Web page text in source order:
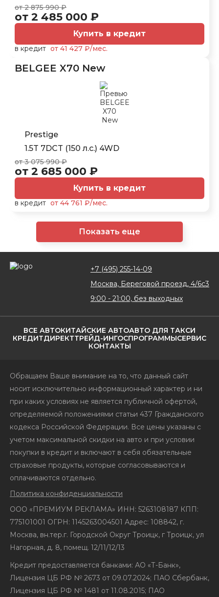
от 2 875 990 ₽
от 2 485 000 ₽
Купить в кредит
в кредит от 41 427 ₽/мес.
BELGEE X70 New
Prestige
1.5T 7DCT (150 л.с.) 4WD
от 3 075 990 ₽
от 2 685 000 ₽
Купить в кредит
в кредит от 44 761 ₽/мес.
Показать еще
ВСЕ АВТОКИТАЙСКИЕ АВТОАВТО ДЛЯ ТАКСИ
КРЕДИТДИРЕКТТРЕЙД-ИНГОСПРОГРАММЫСЕРВИС
КОНТАКТЫ
+7 (495) 255-14-09
Москва, Береговой проезд, 4/6с3
9:00 - 21:00, без выходных
Обращаем Ваше внимание на то, что данный сайт
носит исключительно информационный характер и ни
при каких условиях не является публичной офертой,
определяемой положениями статьи 437 Гражданского
кодекса Российской Федерации. Все цены указаны с
учетом максимальной скидки на авто и при условии
покупки в кредит и включают в себя обязательные
страховые продукты, которые согласовываются и
оплачиваются отдельно.
Политика конфиденциальности
ООО «ПРЕМИУМ РЕКЛАМА» ИНН: 5263108187 КПП:
775101001 ОГРН: 1145263004501 Адрес: 108842, г.
Москва, вн.тер.г. Городской Округ Троицк, г Троицк, ул
Нагорная, д. 8, помещ. 12/11/12/13
Кредит предоставляется банками: АО «Т-Банк»,
Лицензия ЦБ РФ № 2673 от 09.07.2024; ПАО Сбербанк,
Лицензия ЦБ РФ № 1481 от 11.08.2015; ПАО